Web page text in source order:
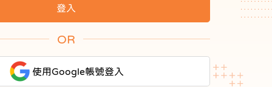
OR
使用Google帳號登入